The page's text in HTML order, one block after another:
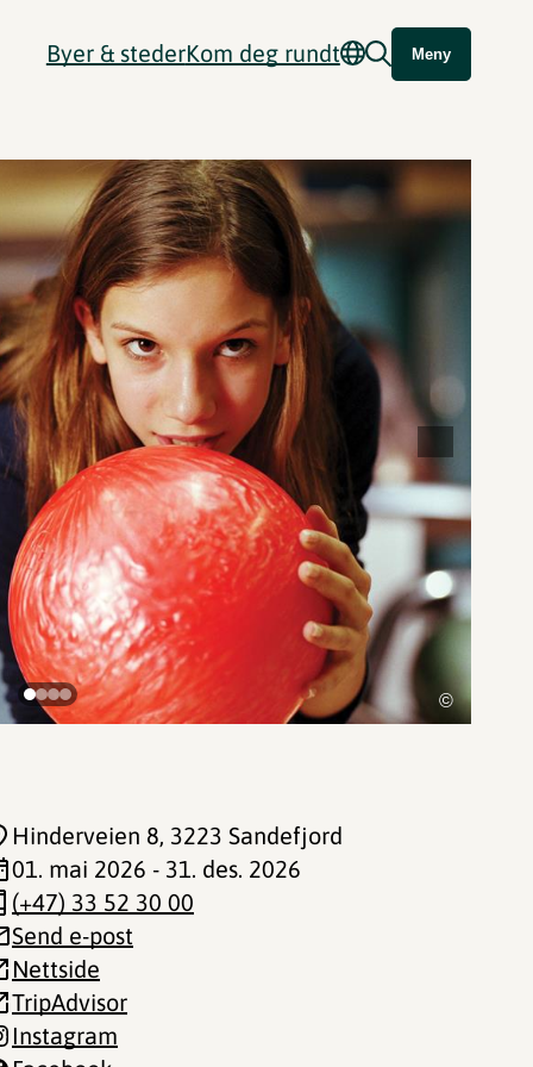
Byer & stederKom deg rundt Meny
©
Hinderveien 8, 3223 Sandefjord
01. mai 2026 - 31. des. 2026
(+47) 33 52 30 00
Send e-post
Nettside
TripAdvisor
Instagram